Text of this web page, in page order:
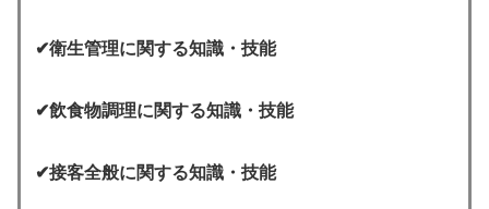
✔衛⽣管理に関する知識・技能
✔飲⾷物調理に関する知識・技能
✔接客全般に関する知識・技能